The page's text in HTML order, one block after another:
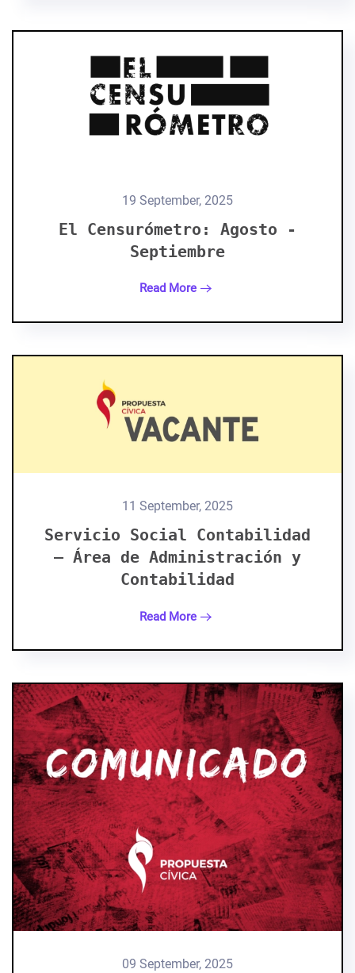
19 September, 2025
El Censurómetro: Agosto -
Septiembre
Read More
11 September, 2025
Servicio Social Contabilidad
– Área de Administración y
Contabilidad
Read More
09 September, 2025